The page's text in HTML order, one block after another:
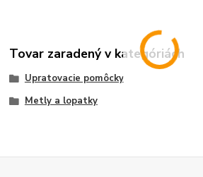
Tovar zaradený v kategóriách
Upratovacie pomôcky
Metly a lopatky